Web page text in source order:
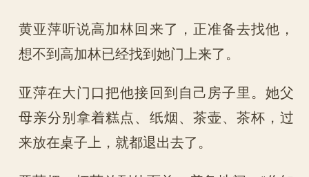
黄亚萍听说高加林回来了，正准备去找他，
想不到高加林已经找到她门上来了。
亚萍在大门口把他接回到自己房子里。她父
母亲分别拿着糕点、纸烟、茶壶、茶杯，过
来放在桌子上，就都退出去了。